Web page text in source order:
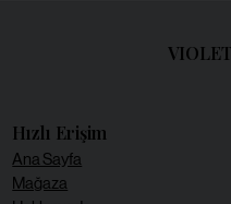
Hızlı Erişim
Ana Sayfa
Mağaza